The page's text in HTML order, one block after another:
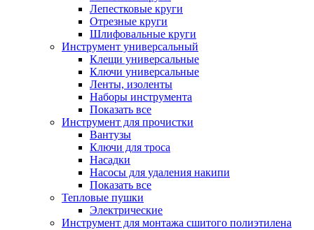
Лепестковые круги
Отрезные круги
Шлифовальные круги
Инструмент универсальный
Клещи универсальные
Ключи универсальные
Ленты, изоленты
Наборы инструмента
Показать все
Инструмент для прочистки
Вантузы
Ключи для троса
Насадки
Насосы для удаления накипи
Показать все
Тепловые пушки
Электрические
Инструмент для монтажа сшитого полиэтилена